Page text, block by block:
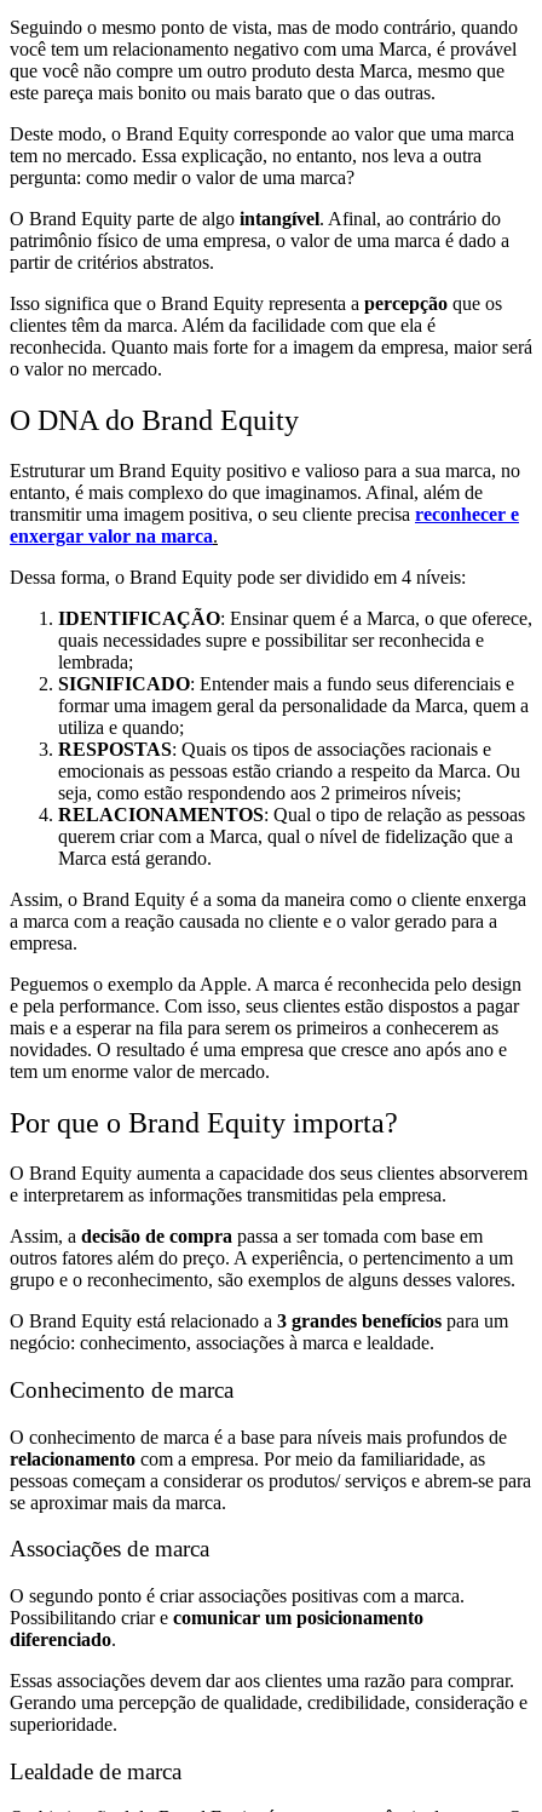
Seguindo o mesmo ponto de vista, mas de modo contrário, quando
você tem um relacionamento negativo com uma Marca, é provável
que você não compre um outro produto desta Marca, mesmo que
este pareça mais bonito ou mais barato que o das outras.
Deste modo, o Brand Equity corresponde ao valor que uma marca
tem no mercado. Essa explicação, no entanto, nos leva a outra
pergunta: como medir o valor de uma marca?
O Brand Equity parte de algo intangível. Afinal, ao contrário do
patrimônio físico de uma empresa, o valor de uma marca é dado a
partir de critérios abstratos.
Isso significa que o Brand Equity representa a percepção que os
clientes têm da marca. Além da facilidade com que ela é
reconhecida. Quanto mais forte for a imagem da empresa, maior será
o valor no mercado.
O DNA do Brand Equity
Estruturar um Brand Equity positivo e valioso para a sua marca, no
entanto, é mais complexo do que imaginamos. Afinal, além de
transmitir uma imagem positiva, o seu cliente precisa reconhecer e
enxergar valor na marca.
Dessa forma, o Brand Equity pode ser dividido em 4 níveis:
IDENTIFICAÇÃO: Ensinar quem é a Marca, o que oferece,
quais necessidades supre e possibilitar ser reconhecida e
lembrada;
SIGNIFICADO: Entender mais a fundo seus diferenciais e
formar uma imagem geral da personalidade da Marca, quem a
utiliza e quando;
RESPOSTAS: Quais os tipos de associações racionais e
emocionais as pessoas estão criando a respeito da Marca. Ou
seja, como estão respondendo aos 2 primeiros níveis;
RELACIONAMENTOS: Qual o tipo de relação as pessoas
querem criar com a Marca, qual o nível de fidelização que a
Marca está gerando.
Assim, o Brand Equity é a soma da maneira como o cliente enxerga
a marca com a reação causada no cliente e o valor gerado para a
empresa.
Peguemos o exemplo da Apple. A marca é reconhecida pelo design
e pela performance. Com isso, seus clientes estão dispostos a pagar
mais e a esperar na fila para serem os primeiros a conhecerem as
novidades. O resultado é uma empresa que cresce ano após ano e
tem um enorme valor de mercado.
Por que o Brand Equity importa?
O Brand Equity aumenta a capacidade dos seus clientes absorverem
e interpretarem as informações transmitidas pela empresa.
Assim, a decisão de compra passa a ser tomada com base em
outros fatores além do preço. A experiência, o pertencimento a um
grupo e o reconhecimento, são exemplos de alguns desses valores.
O Brand Equity está relacionado a 3 grandes benefícios para um
negócio: conhecimento, associações à marca e lealdade.
Conhecimento de marca
O conhecimento de marca é a base para níveis mais profundos de
relacionamento com a empresa. Por meio da familiaridade, as
pessoas começam a considerar os produtos/ serviços e abrem-se para
se aproximar mais da marca.
Associações de marca
O segundo ponto é criar associações positivas com a marca.
Possibilitando criar e comunicar um posicionamento
diferenciado.
Essas associações devem dar aos clientes uma razão para comprar.
Gerando uma percepção de qualidade, credibilidade, consideração e
superioridade.
Lealdade de marca